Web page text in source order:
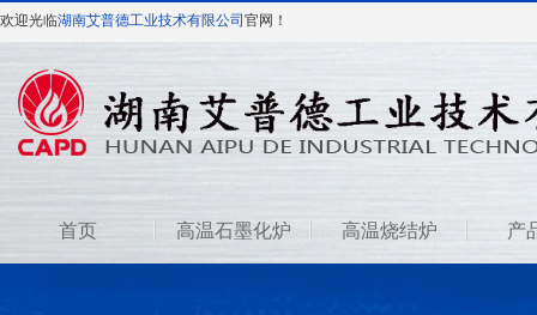
欢迎光临湖南艾普德工业技术有限公司 官网！
首页 高温石墨化炉 高温烧结炉 产